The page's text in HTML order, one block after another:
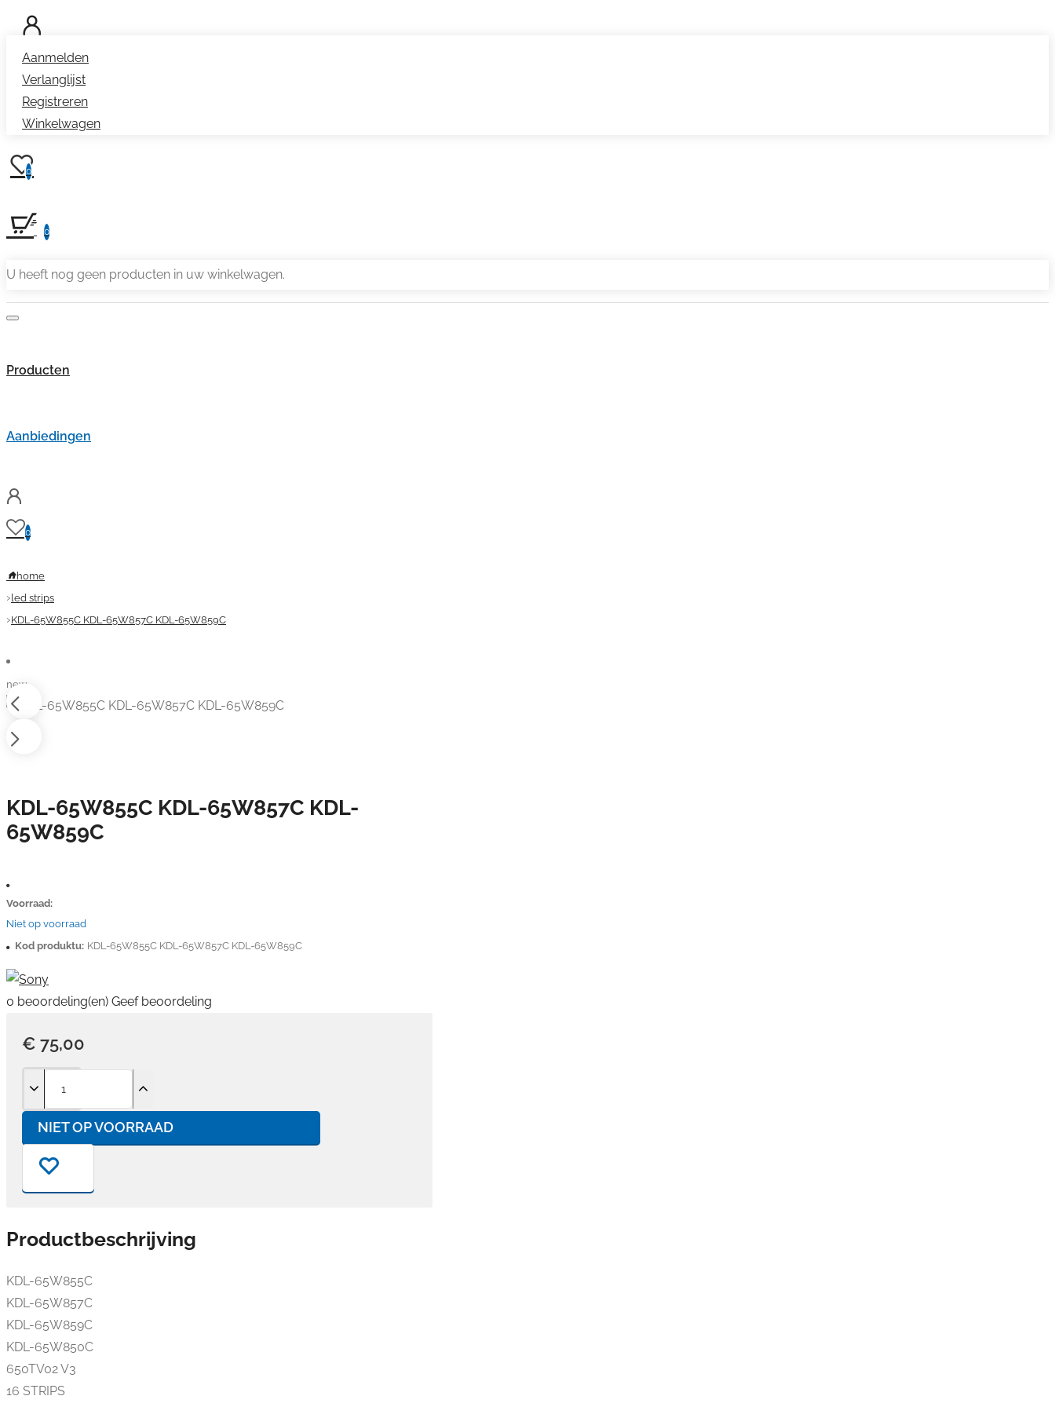
Aanmelden
Verlanglijst
Registreren
Winkelwagen
0
0
U heeft nog geen producten in uw winkelwagen.
Producten
Aanbiedingen
0
home
led strips
KDL-65W855C KDL-65W857C KDL-65W859C
new
KDL-65W855C KDL-65W857C KDL-
65W859C
Voorraad:
Niet op voorraad
Kod produktu: KDL-65W855C KDL-65W857C KDL-65W859C
0 beoordeling(en) Geef beoordeling
€ 75,00
NIET OP VOORRAAD
Productbeschrijving
KDL-65W855C
KDL-65W857C
KDL-65W859C
KDL-65W850C
650TV02 V3
16 STRIPS